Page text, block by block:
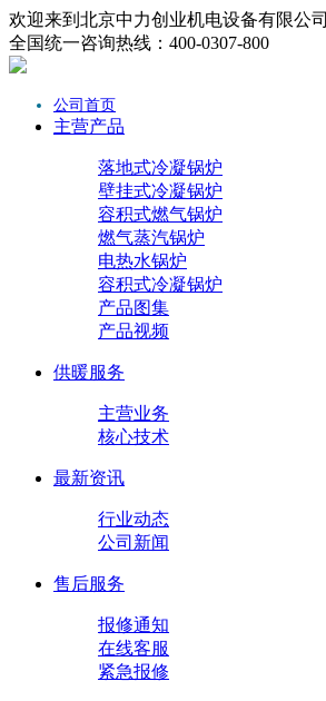
欢迎来到北京中力创业机电设备有限公司
全国统一咨询热线：400-0307-800
公司首页
主营产品
落地式冷凝锅炉
壁挂式冷凝锅炉
容积式燃气锅炉
燃气蒸汽锅炉
电热水锅炉
容积式冷凝锅炉
产品图集
产品视频
供暖服务
主营业务
核心技术
最新资讯
行业动态
公司新闻
售后服务
报修通知
在线客服
紧急报修